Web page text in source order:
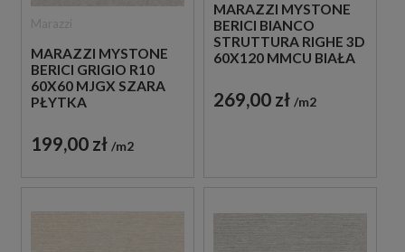
MARAZZI MYSTONE
BERICI GRIGIO R10
60X60 MJGX SZARA
PŁYTKA
IMITUJĄCA KAMIEŃ
199,00 zł m2
MARAZZI MYSTONE
BERICI BIANCO
STRUTTURA RIGHE 3D
60X120 MMCU BIAŁA
STRUKTURALNA
IMITUJĄCA KAMIEŃ
269,00 zł m2